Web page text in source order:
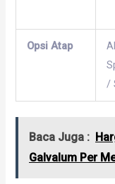
Opsi Atap
/
Baca Juga :
Galvalum Per